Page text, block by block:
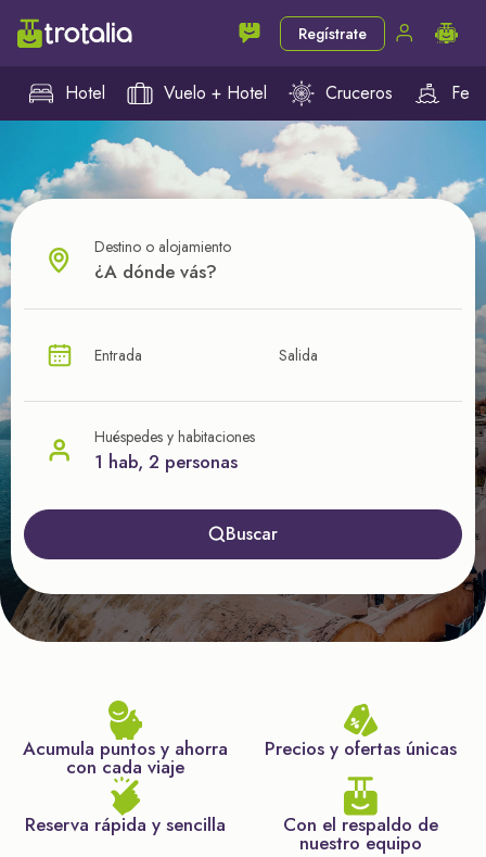
Regístrate
Hotel Vuelo + Hotel Cruceros
¿CUÁL VA A SER TU PRÓXIMO TROTE?
nuestras ofertas
Destino o alojamiento
Entrada Salida
Huéspedes y habitaciones
1 hab, 2 personas
Buscar
Acumula puntos y ahorra
con cada viaje
Precios y ofertas únicas
Reserva rápida y sencilla Con el respaldo de
nuestro equipo